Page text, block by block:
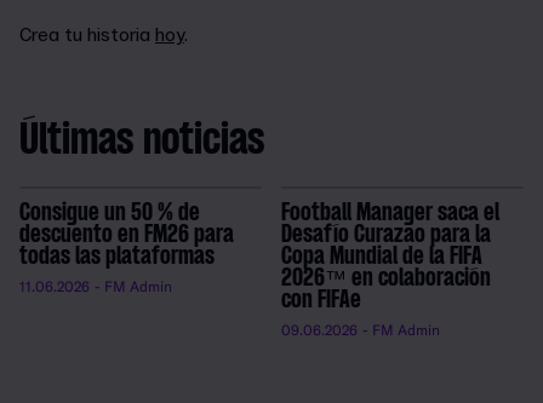
Crea tu historia hoy.
Últimas noticias
Consigue un 50 % de
descuento en FM26 para
todas las plataformas
11.06.2026 - FM Admin
Football Manager saca el
Desafío Curazao para la
Copa Mundial de la FIFA
2026™ en colaboración
con FIFAe
09.06.2026 - FM Admin